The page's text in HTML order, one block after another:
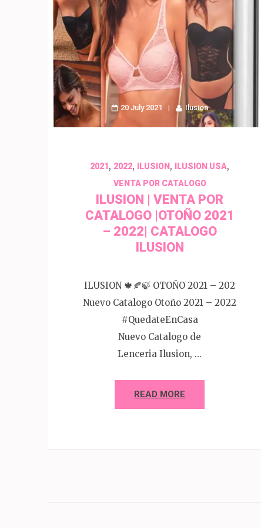
20 July 2021 Ilusion
2021, 2022, ILUSION , ILUSION USA,
VENTA POR CATALOGO
ILUSION | VENTA POR
CATALOGO |OTOÑO 2021
– 2022| CATALOGO
ILUSION
ILUSION 🍁🍂🍃 OTOÑO 2021 – 202
Nuevo Catalogo Otoño 2021 – 2022
#QuedateEnCasa
Nuevo Catalogo de
Lenceria Ilusion, …
READ MORE